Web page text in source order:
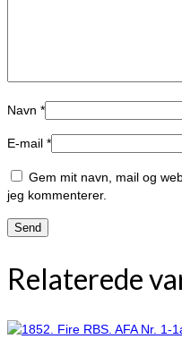
Navn *
E-mail *
Gem mit navn, mail og
jeg kommenterer.
Relaterede